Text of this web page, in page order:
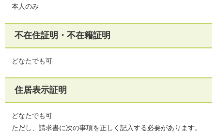
本人のみ
不在住証明・不在籍証明
どなたでも可
住居表示証明
どなたでも可
ただし、請求書に次の事項を正しく記入する必要があります。